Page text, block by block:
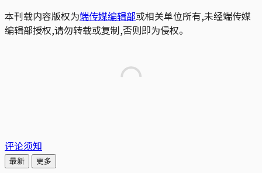
本刊载内容版权为端传媒编辑部或相关单位所有,未经端传媒
编辑部授权,请勿转载或复制,否则即为侵权。
评论须知
最新 更多